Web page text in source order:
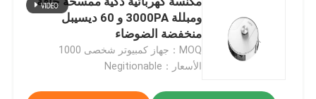
ومبللة 3000PA و 60 ديسيبل
منخفضة الضوضاء
MOQ：جهاز كمبيوتر شخصى 1000
الأسعار：Negitionable